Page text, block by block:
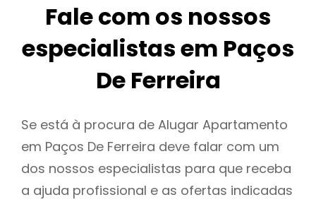
Fale com os nossos
especialistas em Paços
De Ferreira
Se está à procura de Alugar Apartamento
em Paços De Ferreira deve falar com um
dos nossos especialistas para que receba
a ajuda profissional e as ofertas indicadas